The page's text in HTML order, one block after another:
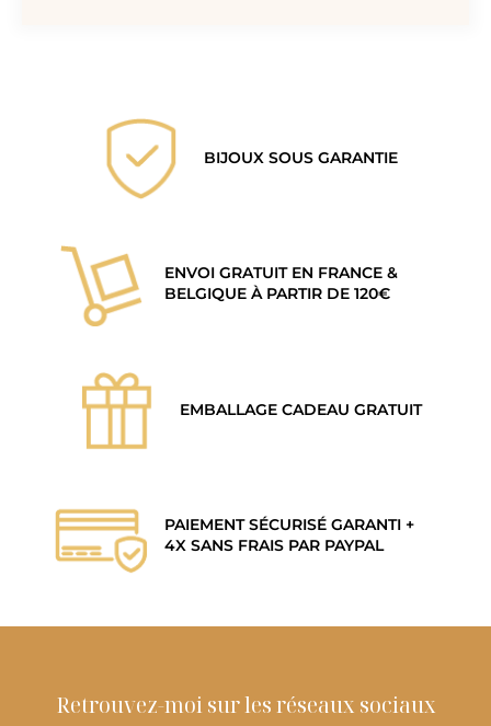
BIJOUX SOUS GARANTIE
ENVOI GRATUIT EN FRANCE &
BELGIQUE À PARTIR DE 120€
EMBALLAGE CADEAU GRATUIT
PAIEMENT SÉCURISÉ GARANTI +
4X SANS FRAIS PAR PAYPAL
Retrouvez-moi sur les réseaux sociaux